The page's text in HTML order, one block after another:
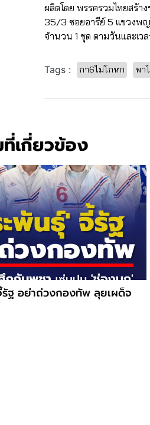
ผลิตโดย พรรครวมไทยสร้าง
35/3 ซอยอารีย์ 5 แขวงพญ
จำนวน 1 ชุด ตามวันและเว
Tags : กา6ไม่โกหก พา
เกี่ยวข้อง
ฐ อย่าถ่วงกองทัพ ลุยเผด็จ